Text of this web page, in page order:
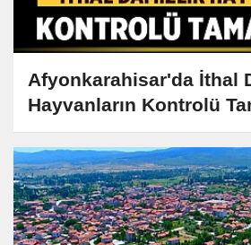
Afyonkarahisar'da İthal
Hayvanların Kontrolü